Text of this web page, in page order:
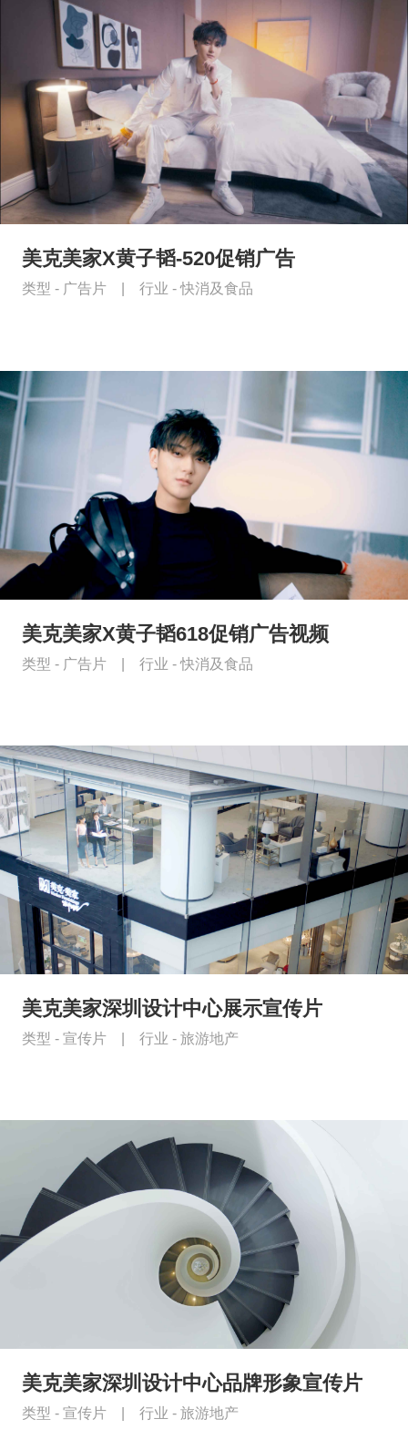
美克美家X黄子韬-520促销广告
类型 - 广告片 行业 -快消及食品
美克美家X黄子韬618促销广告视频
类型 - 广告片 行业 -快消及食品
美克美家深圳设计中心展示宣传片
类型 - 宣传片 行业 - 旅游地产
美克美家深圳设计中心品牌形象宣传片
类型 - 宣传片 行业 - 旅游地产